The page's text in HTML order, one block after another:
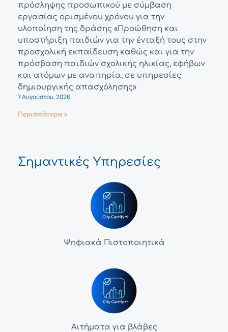
πρόσληψης προσωπικού με σύμβαση
εργασίας ορισμένου χρόνου για την
υλοποίηση της δράσης «Προώθηση και
υποστήριξη παιδιών για την ένταξή τους στην
προσχολική εκπαίδευση καθώς και για την
πρόσβαση παιδιών σχολικής ηλικίας, εφήβων
και ατόμων με αναπηρία, σε υπηρεσίες
δημιουργικής απασχόλησης»
7 Αυγούστου, 2026
Περισσότερα »
Σημαντικές Υπηρεσίες
Ψηφιακά Πιστοποιητικά
Αιτήματα για βλάβες